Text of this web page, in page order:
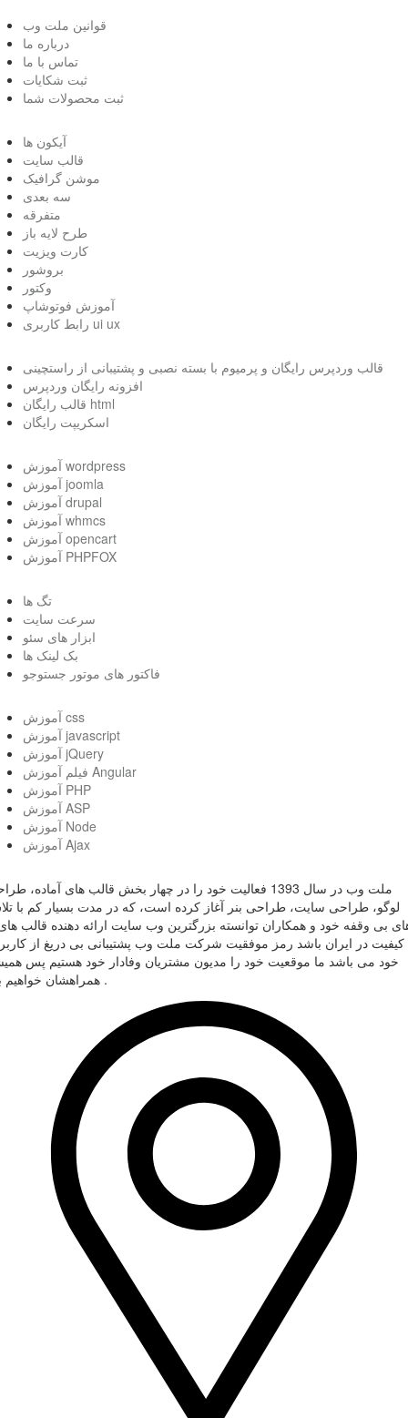
قوانین ملت وب
درباره ما
تماس با ما
ثبت شکایات
ثبت محصولات شما
آیکون ها
قالب سایت
موشن گرافیک
سه بعدی
متفرقه
طرح لایه باز
کارت ویزیت
بروشور
وکتور
آموزش فوتوشاپ
رابط کاربری ui ux
قالب وردپرس رایگان و پرمیوم با بسته نصبی و پشتیبانی از راستچینی
افزونه رایگان وردپرس
قالب رایگان html
اسکریپت رایگان
آموزش wordpress
آموزش joomla
آموزش drupal
آموزش whmcs
آموزش opencart
آموزش PHPFOX
تگ ها
سرعت سایت
ابزار های سئو
بک لینک ها
فاکتور های موتور جستوجو
آموزش css
آموزش javascript
آموزش jQuery
فیلم آموزش Angular
آموزش PHP
آموزش ASP
آموزش Node
آموزش Ajax
ملت وب در سال 1393 فعالیت خود را در چهار بخش قالب های آماده،
لوگو، طراحی سایت، طراحی بنر آغاز کرده است، که در مدت بسیار کم با
بی وقفه خود و همکاران توانسته بزرگترین وب سایت ارائه دهنده قالب
کیفیت در ایران باشد رمز موفقیت شرکت ملت وب پشتیبانی بی دریغ از
خود می باشد ما موقعیت خود را مدیون مشتریان وفادار خود هستیم پس
همراهشان خواهیم بود .